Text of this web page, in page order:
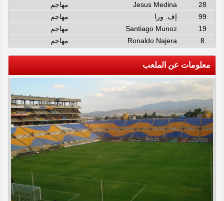
28
Jesus Medina
مهاجم
99
إف. ورا
مهاجم
19
Santiago Munoz
مهاجم
8
Ronaldo Najera مهاجم
معلومات عن الملعب